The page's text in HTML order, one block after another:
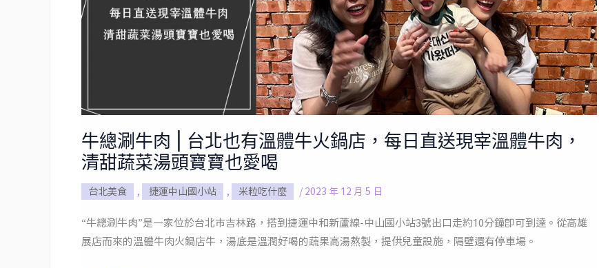
牛總涮牛肉 | 台北也有溫體牛火鍋店，每日直送現宰溫體牛肉，
清甜蔬菜湯頭寶寶也愛喝
台北美食 , 捷運中山國小站 , 米粒吃什麼 / 2023 年 12 月 5 日
“牛總涮牛肉”是一家位於台北市吉林路，搭到捷運中和新蘆線-中山國小站3號出口走約10分鐘即可到達。從高雄
展店而來的溫體牛肉火鍋店牛，湯底是溫潤好喝的蔬果高湯熬製，提供兒童設施，隔壁還有停車場。
台
體
牛
火
鍋
店，
日
直